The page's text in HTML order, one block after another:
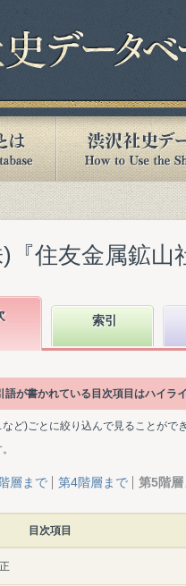
『住友金属鉱山
索引
が書かれている目次項目はハイラ
ど)ごとに絞り込んで見ることがで
層まで 第4階層まで 第5階層
目次項目